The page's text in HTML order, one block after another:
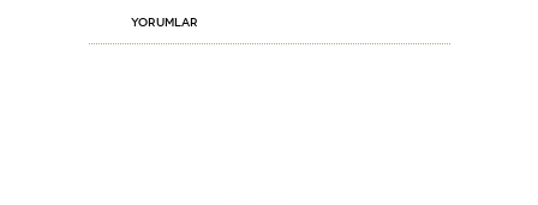
Yorumlar